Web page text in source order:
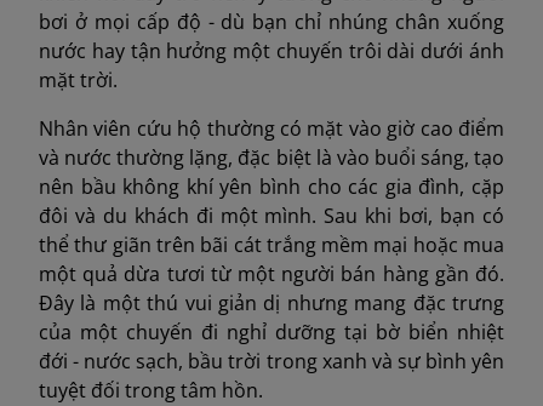
bơi ở mọi cấp độ - dù bạn chỉ nhúng chân xuống
nước hay tận hưởng một chuyến trôi dài dưới ánh
mặt trời.
Nhân viên cứu hộ thường có mặt vào giờ cao điểm
và nước thường lặng, đặc biệt là vào buổi sáng, tạo
nên bầu không khí yên bình cho các gia đình, cặp
đôi và du khách đi một mình. Sau khi bơi, bạn có
thể thư giãn trên bãi cát trắng mềm mại hoặc mua
một quả dừa tươi từ một người bán hàng gần đó.
Đây là một thú vui giản dị nhưng mang đặc trưng
của một chuyến đi nghỉ dưỡng tại bờ biển nhiệt
đới - nước sạch, bầu trời trong xanh và sự bình yên
tuyệt đối trong tâm hồn.